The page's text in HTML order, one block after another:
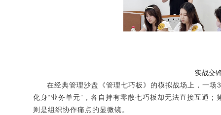
实战交
在经典管理沙盘《管理七巧板》的模拟战场上，一
化身“业务单元”，各自持有零散七巧板却无法直接互通
则是组织协作痛点的显微镜。